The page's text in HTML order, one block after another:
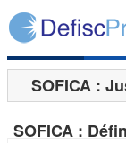
SOFICA :
SOFICA :